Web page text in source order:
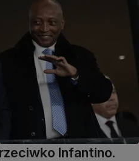
Infantino.